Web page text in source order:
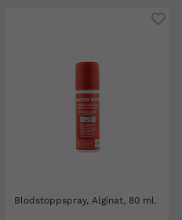
Blodstoppspray, Alginat, 80 ml.